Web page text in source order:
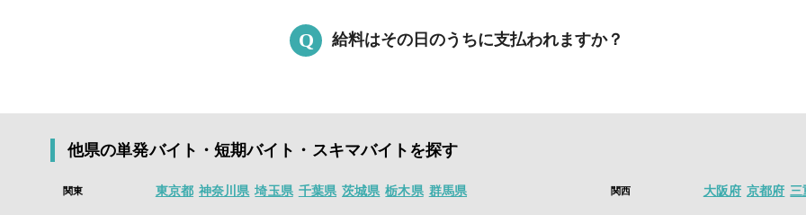
山！
アプリをインストールすると、付近の仕事や、様々な条件で検索でき、好きな案件に応
ントを獲得できます。
貯まったポイントはさまざまなPayに交換できます。
Q 給料はその日のうちに支払われますか？
山！
他県の単発バイト・短期バイト・スキマバイトを探す
関東 東京都 神奈川県 埼玉県 千葉県 茨城県 栃木県 群馬県 関西 大阪府 京都府 三